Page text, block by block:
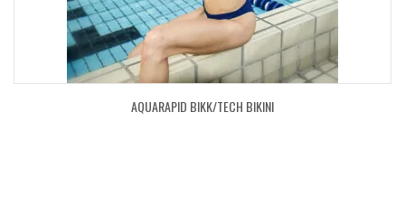
AQUARAPID BIKK/TECH BIKINI